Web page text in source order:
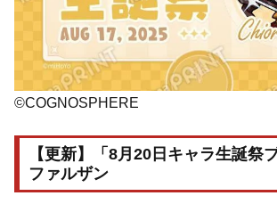
©COGNOSPHERE
【更新】「8月20日キャラ生誕祭
ファルザン